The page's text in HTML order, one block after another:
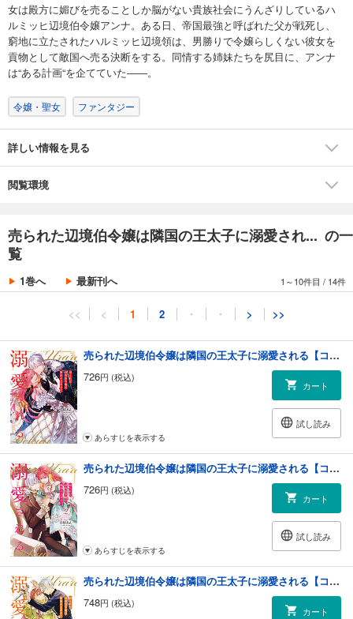
女は殿方に媚びを売ることしか脳がない貴族社会にうんざりしているハ
ルミッヒ辺境伯令嬢アンナ。ある日、帝国最強と呼ばれた父が戦死し、
窮地に立たされたハルミッヒ辺境領は、男勝りで令嬢らしくない彼女を
貢物として敵国へ売る決断をする。同情する姉妹たちを尻目に、アンナ
は“ある計画“を企てていた――。
令嬢・聖女 ファンタジー
詳しい情報を見る
閲覧環境
売られた辺境伯令嬢は隣国の王太子に溺愛され... の一
覧
1巻へ 最新刊へ 1～10件目 / 14件
<< < 1 2 ・ ・ > >>
売られた辺境伯令嬢は隣国の王太子に溺愛される【コミックス版】 ： 1
726円 (税込)
カート
試し読み
あらすじを表示する
売られた辺境伯令嬢は隣国の王太子に溺愛される【コミックス版】 ： 2
726円 (税込)
カート
試し読み
あらすじを表示する
売られた辺境伯令嬢は隣国の王太子に溺愛される【コミックス版】 ： 3
748円 (税込)
カート